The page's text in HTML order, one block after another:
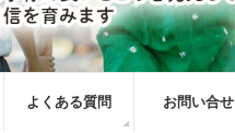
よくある質問 お問い合せ